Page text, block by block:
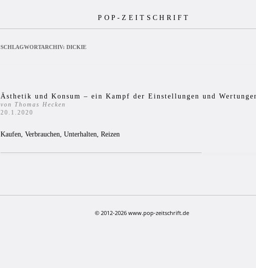
POP-ZEITSCHRIFT
SCHLAGWORTARCHIV: DICKIE
Ästhetik und Konsum – ein Kampf der Einstellungen und
von Thomas Hecken
20.1.2020
Kaufen, Verbrauchen, Unterhalten, Reizen
© 2012-2026 www.pop-zeitschrift.de